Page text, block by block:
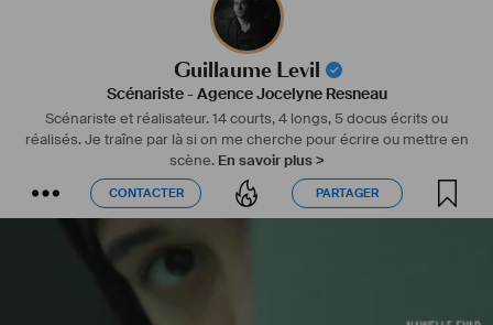
Guillaume Levil
Scénariste-Agence Jocelyne Resneau
Scénariste et réalisateur. 14 courts, 4 longs, 5 docus écrits ou
réalisés. Je traîne par là si on me cherche pour écrire ou mettre en
scène. En savoir plus >
CONTACTER PARTAGER
CONTACTER PARTAGER